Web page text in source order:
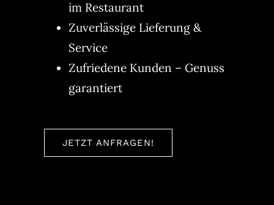
im Restaurant
Zuverlässige Lieferung &
Service
Zufriedene Kunden – Genuss
garantiert
JETZT ANFRAGEN!